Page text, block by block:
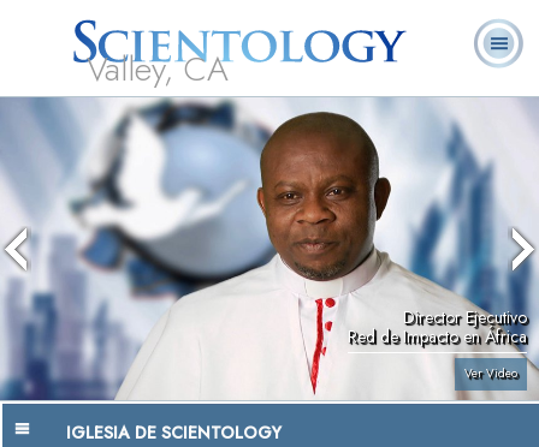
Valley, CA
L. Ronald
Hubbard
¿Qué es
Scientology?
Ministros
Voluntarios
Frecuentes
Director Ejecutivo
Red de Impacto en África
Ver Video
IGLESIA DE SCIENTOLOGY